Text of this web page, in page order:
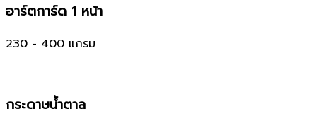
อาร์ตการ์ด 1 หน้า
230 - 400 แกรม
กระดาษน้ำตาล